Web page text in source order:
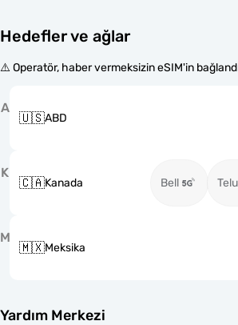
Hedefler ve ağlar
⚠️ Operatör, haber vermeksizin eSIM'in
A
🇺🇸ABD
K
🇨🇦Kanada Bell
M
🇲🇽Meksika
Yardım Merkezi